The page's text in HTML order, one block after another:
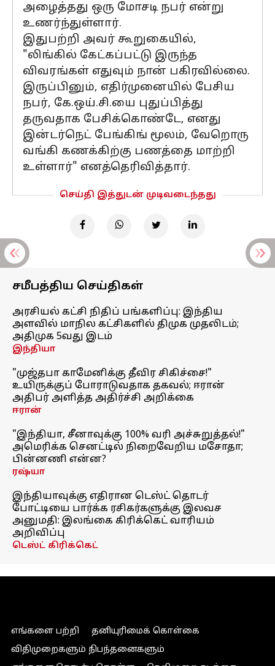
அழைத்தது ஒரு மோசடி நபர் என்று
உணர்ந்துள்ளார்.
இதுபற்றி அவர் கூறுகையில்,
"லிங்கில் கேட்கப்பட்டு இருந்த
விவரங்கள் எதுவும் நான் பகிரவில்லை.
இருப்பினும், எதிர்முனையில் பேசிய
நபர், கே.ஒய்.சி.யை புதுப்பித்து
தருவதாக பேசிக்கொண்டே, எனது
இன்டர்நெட் பேங்கிங் மூலம், வேறொரு
வங்கி கணக்கிற்கு பணத்தை மாற்றி
உள்ளார்" எனத்தெரிவித்தார்.
செய்தி இத்துடன் முடிவடைந்தது
சமீபத்திய செய்திகள்
அரசியல் கட்சி நிதிப் பங்களிப்பு: இந்திய
அளவில் மாநில கட்சிகளில் திமுக முதலிடம்;
அதிமுக 5வது இடம்
இந்தியா
"முஜ்தபா காமேனிக்கு தீவிர சிகிச்சை!"
உயிருக்குப் போராடுவதாக தகவல்; ஈரான்
அதிபர் அளித்த அதிர்ச்சி அறிக்கை
ஈரான்
"இந்தியா, சீனாவுக்கு 100% வரி அச்சுறுத்தல்!"
அமெரிக்க செனட்டில் நிறைவேறிய மசோதா;
பின்னணி என்ன?
ரஷ்யா
இந்தியாவுக்கு எதிரான டெஸ்ட் தொடர்
போட்டியை பார்க்க ரசிகர்களுக்கு இலவச
அனுமதி: இலங்கை கிரிக்கெட் வாரியம்
அறிவிப்பு
டெஸ்ட் கிரிக்கெட்
எங்களை பற்றி
தனியுரிமைக் கொள்கை
விதிமுறைகளும் நிபந்தனைகளும்